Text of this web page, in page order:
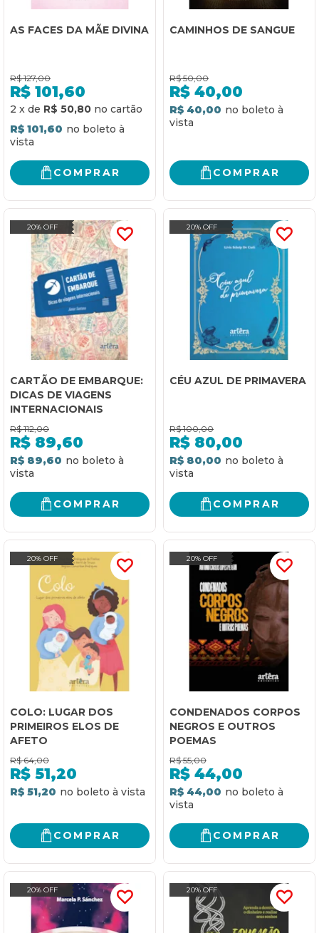
AS FACES DA MÃE DIVINA
R$ 127,00
R$ 101,60
2 x de R$ 50,80
R$ 101,60
COMPRAR
CAMINHOS DE SANGUE
R$ 50,00
R$ 40,00
R$ 40,00
COMPRAR
20% OFF
CARTÃO DE EMBARQUE:
DICAS DE VIAGENS
INTERNACIONAIS
R$ 112,00
R$ 89,60
R$ 89,60
COMPRAR
20% OFF
CÉU AZUL DE PRIMAVERA
R$ 100,00
R$ 80,00
R$ 80,00
COMPRAR
20% OFF
COLO: LUGAR DOS
PRIMEIROS ELOS DE
AFETO
R$ 64,00
R$ 51,20
R$ 51,20
COMPRAR
20% OFF
CONDENADOS CORPOS
NEGROS E OUTROS
POEMAS
R$ 55,00
R$ 44,00
R$ 44,00
COMPRAR
20% OFF 20% OFF